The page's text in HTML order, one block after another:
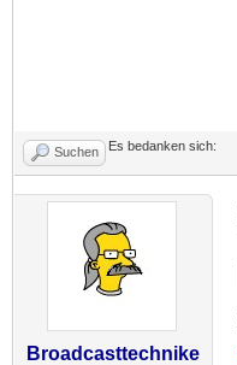
Suchen Es bedanken sich:
Broadcasttechnike